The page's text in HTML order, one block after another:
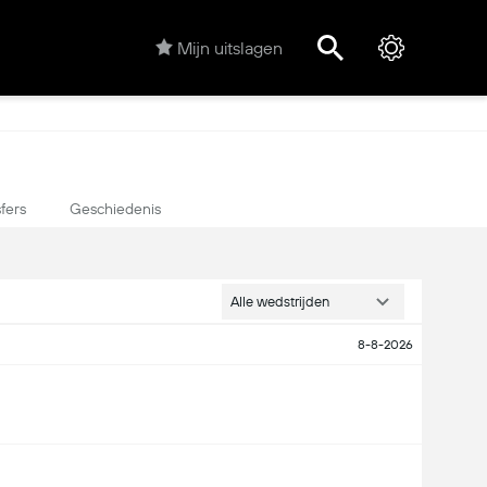
Mijn uitslagen
Geschiedenis
Alle wedstrijden
8-8-2026